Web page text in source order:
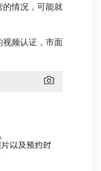
的情况，可能就
频认证，市面